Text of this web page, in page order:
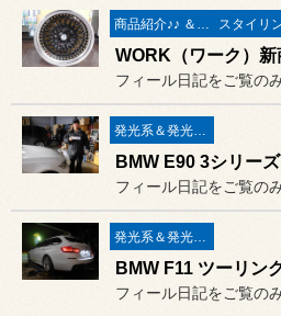
商品紹介♪♪ ＆ ”フィール”からのお知らせ。
発光系＆発光部位 白色化 系
発光系＆発光部位 白色化 系